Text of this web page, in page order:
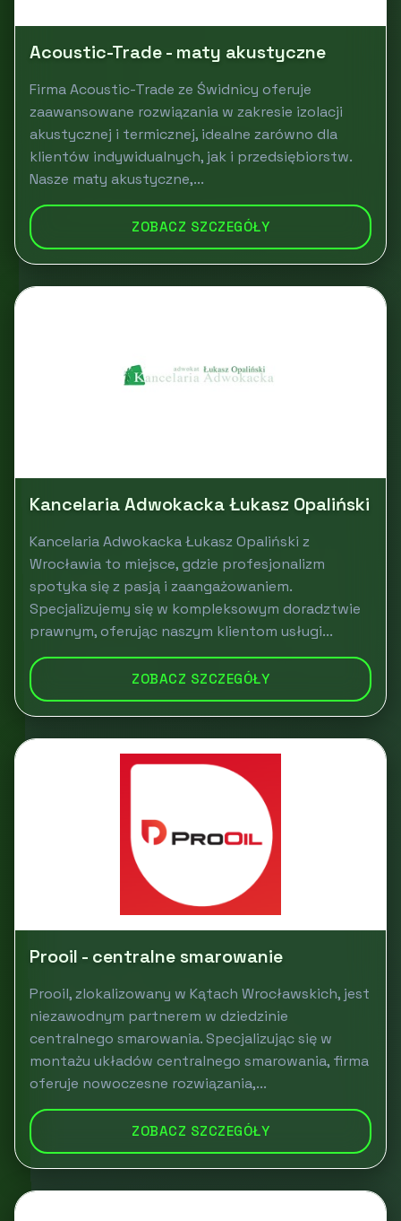
Acoustic-Trade - maty akustyczne
Firma Acoustic-Trade ze Świdnicy oferuje
zaawansowane rozwiązania w zakresie izolacji
akustycznej i termicznej, idealne zarówno dla
klientów indywidualnych, jak i przedsiębiorstw.
Nasze maty akustyczne,...
ZOBACZ SZCZEGÓŁY
Kancelaria Adwokacka Łukasz Opaliński
Kancelaria Adwokacka Łukasz Opaliński z
Wrocławia to miejsce, gdzie profesjonalizm
spotyka się z pasją i zaangażowaniem.
Specjalizujemy się w kompleksowym doradztwie
prawnym, oferując naszym klientom usługi...
ZOBACZ SZCZEGÓŁY
Prooil - centralne smarowanie
Prooil, zlokalizowany w Kątach Wrocławskich, jest
niezawodnym partnerem w dziedzinie
centralnego smarowania. Specjalizując się w
montażu układów centralnego smarowania, firma
oferuje nowoczesne rozwiązania,...
ZOBACZ SZCZEGÓŁY